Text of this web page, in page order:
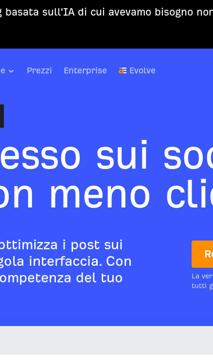
sull'IA di cui avevamo bisogno
Prezzi Enterprise Evolve
sui
meno
i post sui
interfaccia. Con
del tuo
La
tutti